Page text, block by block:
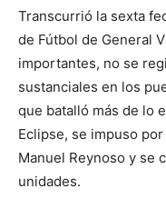
Transcurrió la sexta
de Fútbol de General
importantes, no se
sustanciales en los
que batalló más de lo
Eclipse, se impuso
Manuel Reynoso y se
unidades.